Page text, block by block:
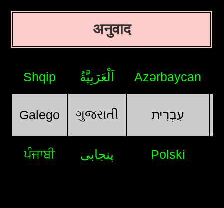
अनुवाद
Shqip اَلْعَرَبِيَّةُ Azərbaycan
Galego ગુજરાતી עִבְרִית
ਪੰਜਾਬੀ پنجابی Polski